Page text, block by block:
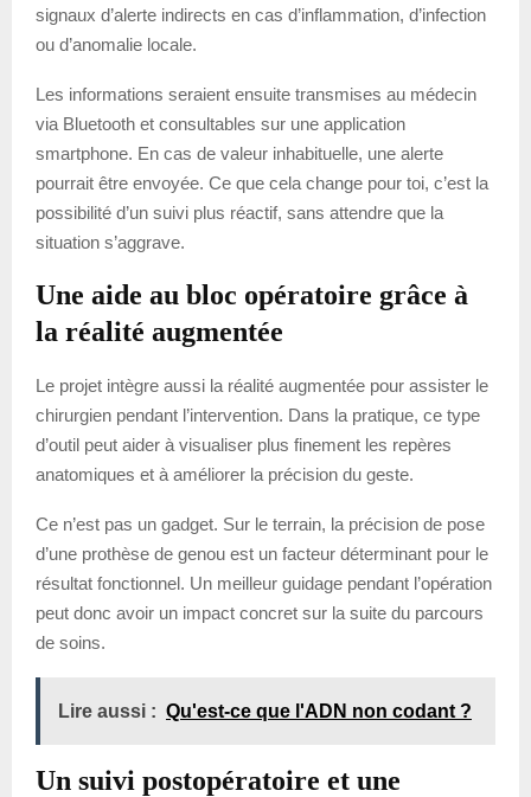
signaux d’alerte indirects en cas d’inflammation, d’infection
ou d’anomalie locale.
Les informations seraient ensuite transmises au médecin
via Bluetooth et consultables sur une application
smartphone. En cas de valeur inhabituelle, une alerte
pourrait être envoyée. Ce que cela change pour toi, c’est la
possibilité d’un suivi plus réactif, sans attendre que la
situation s’aggrave.
Une aide au bloc opératoire grâce à
la réalité augmentée
Le projet intègre aussi la réalité augmentée pour assister le
chirurgien pendant l’intervention. Dans la pratique, ce type
d’outil peut aider à visualiser plus finement les repères
anatomiques et à améliorer la précision du geste.
Ce n’est pas un gadget. Sur le terrain, la précision de pose
d’une prothèse de genou est un facteur déterminant pour le
résultat fonctionnel. Un meilleur guidage pendant l’opération
peut donc avoir un impact concret sur la suite du parcours
de soins.
Lire aussi : Qu'est-ce que l'ADN non codant ?
Un suivi postopératoire et une